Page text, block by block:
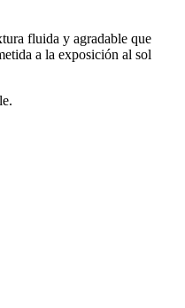
fluida y agradable que
a la exposición al sol